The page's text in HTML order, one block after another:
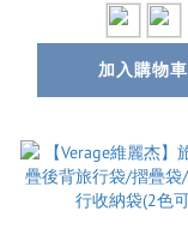
加入購物車